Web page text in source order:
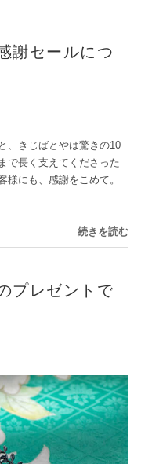
謝セールにつ
、きじばとやは驚きの10
で長く支えてくださった
様にも、感謝をこめて。
続きを読む
プレゼントで